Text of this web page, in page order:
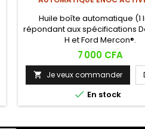
Huile boîte automatique (1
répondant aux spécifications
H et Ford Mercon®.
Prix
7 000 CFA
 Je veux commander
 En stock